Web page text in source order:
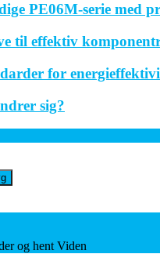
PE06M-serie med
til effektiv
for
sig?
og hent Viden